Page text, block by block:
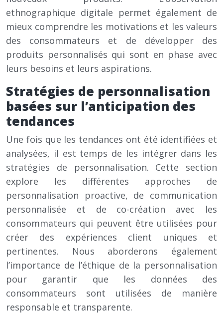
ethnographique digitale permet également de
mieux comprendre les motivations et les valeurs
des consommateurs et de développer des
produits personnalisés qui sont en phase avec
leurs besoins et leurs aspirations.
Stratégies de personnalisation
basées sur l’anticipation des
tendances
Une fois que les tendances ont été identifiées et
analysées, il est temps de les intégrer dans les
stratégies de personnalisation. Cette section
explore les différentes approches de
personnalisation proactive, de communication
personnalisée et de co-création avec les
consommateurs qui peuvent être utilisées pour
créer des expériences client uniques et
pertinentes. Nous aborderons également
l’importance de l’éthique de la personnalisation
pour garantir que les données des
consommateurs sont utilisées de manière
responsable et transparente.